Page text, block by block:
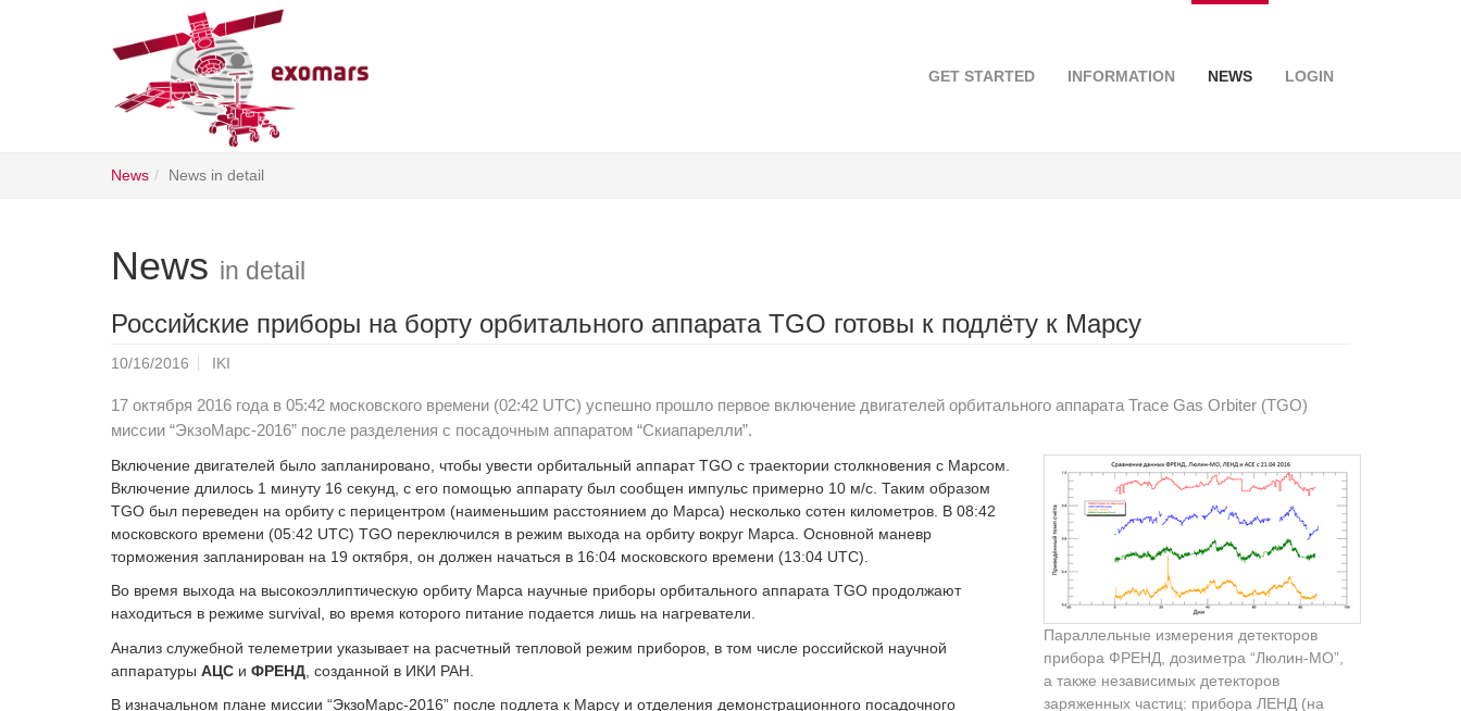
GET STARTED INFORMATION NEWS LOGIN
News News in detail
News in detail
Российские приборы на борту орбитального аппарата TGO готовы к подлёту к Марсу
10/16/2016 IKI
17 октября 2016 года в 05:42 московского времени (02:42 UTC) успешно прошло первое включение двигателей орбитального аппарата Trace Gas Orbiter (TGO)
миссии “ЭкзоМарс-2016” после разделения с посадочным аппаратом “Скиапарелли”.
Параллельные измерения детекторов
прибора ФРЕНД, дозиметра “Люлин-МО”,
а также независимых детекторов
заряженных частиц: прибора ЛЕНД (на
Включение двигателей было запланировано, чтобы увести орбитальный аппарат TGO с траектории столкновения с Марсом.
Включение длилось 1 минуту 16 секунд, с его помощью аппарату был сообщен импульс примерно 10 м/с. Таким образом
TGO был переведен на орбиту с перицентром (наименьшим расстоянием до Марса) несколько сотен километров. В 08:42
московского времени (05:42 UTC) TGO переключился в режим выхода на орбиту вокруг Марса. Основной маневр
торможения запланирован на 19 октября, он должен начаться в 16:04 московского времени (13:04 UTC).
Во время выхода на высокоэллиптическую орбиту Марса научные приборы орбитального аппарата TGO продолжают
находиться в режиме survival, во время которого питание подается лишь на нагреватели.
Анализ служебной телеметрии указывает на расчетный тепловой режим приборов, в том числе российской научной
аппаратуры АЦС и ФРЕНД , созданной в ИКИ РАН.
В изначальном плане миссии “ЭкзоМарс-2016” после подлета к Марсу и отделения демонстрационного посадочного